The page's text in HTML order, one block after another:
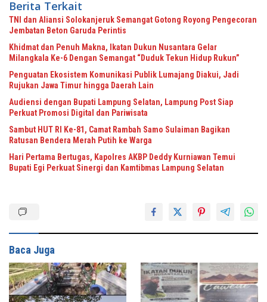
Berita Terkait
TNI dan Aliansi Solokanjeruk Semangat Gotong Royong Pengecoran
Jembatan Beton Garuda Perintis
Khidmat dan Penuh Makna, Ikatan Dukun Nusantara Gelar
Milangkala Ke-6 Dengan Semangat “Duduk Tekun Hidup Rukun”
Penguatan Ekosistem Komunikasi Publik Lumajang Diakui, Jadi
Rujukan Jawa Timur hingga Daerah Lain
Audiensi dengan Bupati Lampung Selatan, Lampung Post Siap
Perkuat Promosi Digital dan Pariwisata
Sambut HUT RI Ke-81, Camat Rambah Samo Sulaiman Bagikan
Ratusan Bendera Merah Putih ke Warga
Hari Pertama Bertugas, Kapolres AKBP Deddy Kurniawan Temui
Bupati Egi Perkuat Sinergi dan Kamtibmas Lampung Selatan
Baca Juga